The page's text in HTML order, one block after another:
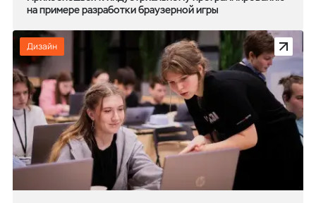
на примере разработки браузерной игры
Дизайн